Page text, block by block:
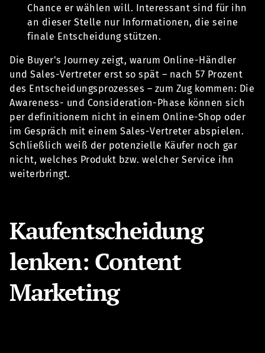
Chance er wählen will. Interessant sind für ihn
an dieser Stelle nur Informationen, die seine
finale Entscheidung stützen.
Die Buyer's Journey zeigt, warum Online-Händler
und Sales-Vertreter erst so spät – nach 57 Prozent
des Entscheidungsprozesses – zum Zug kommen: Die
Awareness- und Consideration-Phase können sich
per definitionem nicht in einem Online-Shop oder
im Gespräch mit einem Sales-Vertreter abspielen.
Schließlich weiß der potenzielle Käufer noch gar
nicht, welches Produkt bzw. welcher Service ihn
weiterbringt.
Kaufentscheidung
lenken: Content
Marketing